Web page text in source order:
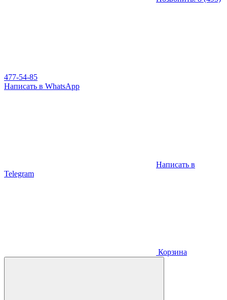
477-54-85
Написать в WhatsApp
Написать в
Telegram
Корзина